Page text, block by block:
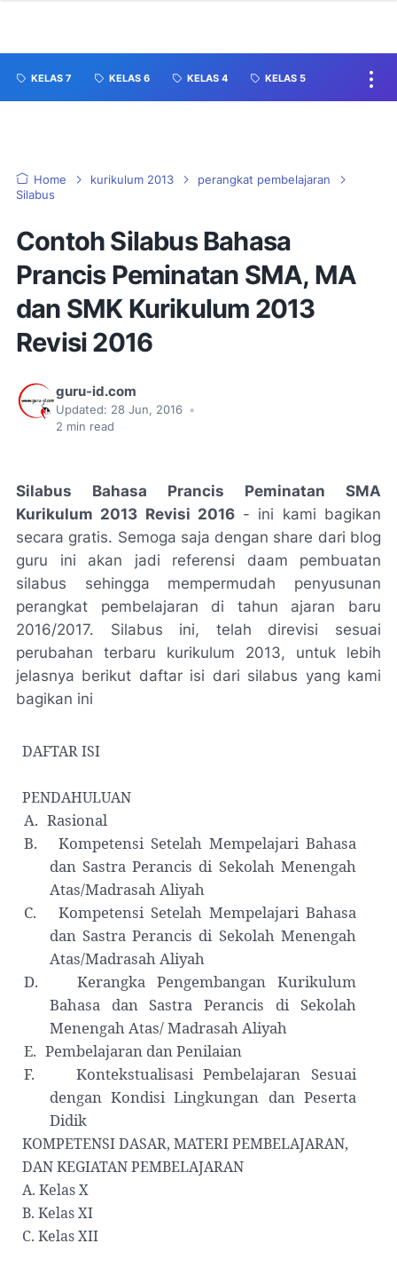
KELAS 7 KELAS 6 KELAS 4 KELAS 5
Home kurikulum 2013
perangkat pembelajaran
Silabus
Contoh Silabus Bahasa
Prancis Peminatan SMA, MA
dan SMK Kurikulum 2013
Revisi 2016
guru-id.com
Updated: 28 Jun, 2016 •
2 min read
Silabus Bahasa Prancis Peminatan SMA
Kurikulum 2013 Revisi 2016- ini kami bagikan
secara gratis. Semoga saja dengan share dari blog
guru ini akan jadi referensi daam pembuatan
silabus sehingga mempermudah penyusunan
perangkat pembelajaran di tahun ajaran baru
2016/2017. Silabus ini, telah direvisi sesuai
perubahan terbaru kurikulum 2013, untuk lebih
jelasnya berikut daftar isi dari silabus yang kami
bagikan ini
DAFTAR ISI
PENDAHULUAN
A. Rasional
B.
Kompetensi Setelah Mempelajari Bahasa
dan Sastra Perancis di Sekolah Menengah
Atas/Madrasah Aliyah
C.
Kompetensi Setelah Mempelajari Bahasa
dan Sastra Perancis di SekolahMenengah
Atas/Madrasah Aliyah
D.
Kerangka Pengembangan Kurikulum
Bahasa dan Sastra Perancis di Sekolah
Menengah Atas/ Madrasah Aliyah
E. Pembelajaran dan Penilaian
F.
Kontekstualisasi Pembelajaran Sesuai
dengan Kondisi Lingkungan dan Peserta
Didik
KOMPETENSI DASAR, MATERI PEMBELAJARAN,
DAN KEGIATAN PEMBELAJARAN
A. Kelas X
B. Kelas XI
C. Kelas XII